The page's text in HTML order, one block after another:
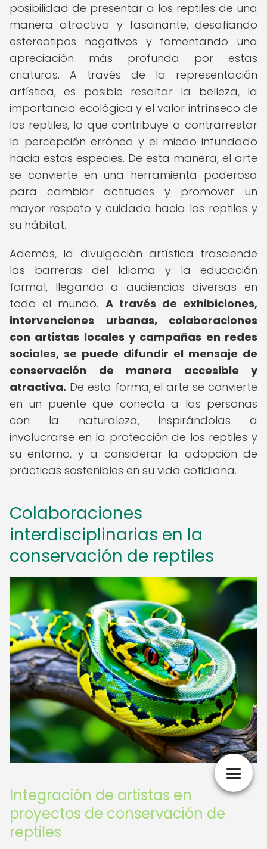
posibilidad de presentar a los reptiles de una
manera atractiva y fascinante, desafiando
estereotipos negativos y fomentando una
apreciación más profunda por estas
criaturas. A través de la representación
artística, es posible resaltar la belleza, la
importancia ecológica y el valor intrínseco de
los reptiles, lo que contribuye a contrarrestar
la percepción errónea y el miedo infundado
hacia estas especies. De esta manera, el arte
se convierte en una herramienta poderosa
para cambiar actitudes y promover un
mayor respeto y cuidado hacia los reptiles y
su hábitat.
Además, la divulgación artística trasciende
las barreras del idioma y la educación
formal, llegando a audiencias diversas en
todo el mundo. A través de exhibiciones,
intervenciones urbanas, colaboraciones
con artistas locales y campañas en redes
sociales, se puede difundir el mensaje de
conservación de manera accesible y
atractiva. De esta forma, el arte se convierte
en un puente que conecta a las personas
con la naturaleza, inspirándolas a
involucrarse en la protección de los reptiles y
su entorno, y a considerar la adopción de
prácticas sostenibles en su vida cotidiana.
Colaboraciones
interdisciplinarias en la
conservación de reptiles
Integración de artistas en
proyectos de conservación de
reptiles